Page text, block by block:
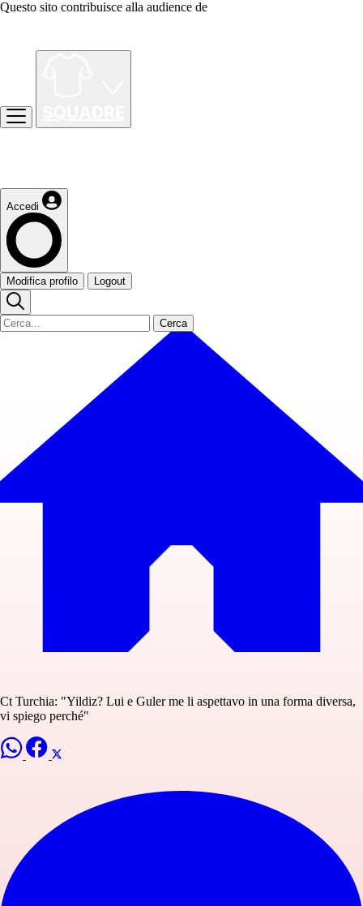
Questo sito contribuisce alla audience de
Accedi
Modifica profilo Logout
Cerca
Ct Turchia: "Yildiz? Lui e Guler me li aspettavo in una forma diversa,
vi spiego perché"